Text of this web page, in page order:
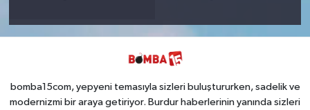
bomba15com, yepyeni temasıyla sizleri buluştururken, sadelik ve
modernizmi bir araya getiriyor. Burdur haberlerinin yanında sizleri